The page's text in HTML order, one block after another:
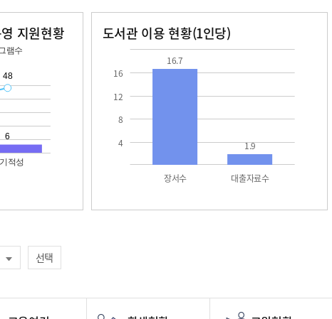
지원현황 도서관 이용 현황(1인당)
4
8
12
16
장서수 대출자료수
16.7
1.9
선택